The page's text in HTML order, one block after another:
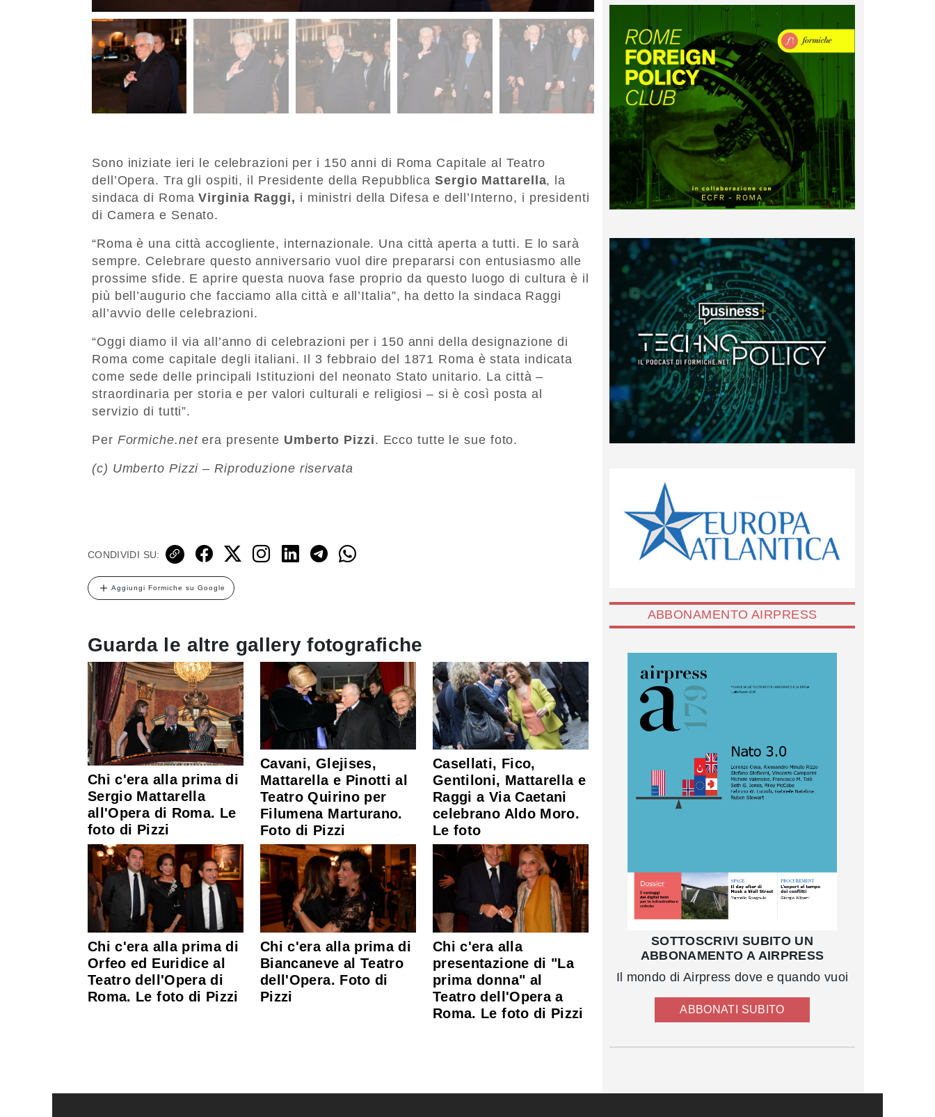
Sono iniziate ieri le celebrazioni per i 150 anni di Roma Capitale al Teatro
dell’Opera. Tra gli ospiti, il Presidente della RepubblicaSergio Mattarella, la
sindaca di RomaVirginia Raggi, i ministri della Difesa e dell’Interno, i presidenti
di Camera e Senato.
“Roma è una città accogliente, internazionale. Una città aperta a tutti. E lo sarà
sempre. Celebrare questo anniversario vuol dire prepararsi con entusiasmo alle
prossime sfide. E aprire questa nuova fase proprio da questo luogo di cultura è il
più bell’augurio che facciamo alla città e all’Italia”, ha detto la sindaca Raggi
all’avvio delle celebrazioni.
“Oggi diamo il via all’anno di celebrazioni per i 150 anni della designazione di
Roma come capitale degli italiani. Il 3 febbraio del 1871 Roma è stata indicata
come sede delle principali Istituzioni del neonato Stato unitario. La città –
straordinaria per storia e per valori culturali e religiosi – si è così posta al
servizio di tutti”.
Per Formiche.netera presente Umberto Pizzi. Ecco tutte le sue foto.
(c) Umberto Pizzi – Riproduzione riservata
CONDIVIDI SU:
Aggiungi Formiche su Google
Guarda le altre gallery fotografiche
Chi c'era alla prima di
Sergio Mattarella
all'Opera di Roma. Le
foto di Pizzi
Cavani, Glejises,
Mattarella e Pinotti al
Teatro Quirino per
Filumena Marturano.
Foto di Pizzi
Casellati, Fico,
Gentiloni, Mattarella e
Raggi a Via Caetani
celebrano Aldo Moro.
Le foto
Chi c'era alla prima di
Orfeo ed Euridice al
Teatro dell'Opera di
Roma. Le foto di Pizzi
Chi c'era alla prima di
Biancaneve al Teatro
dell'Opera. Foto di
Pizzi
Chi c'era alla
presentazione di "La
prima donna" al
Teatro dell'Opera a
Roma. Le foto di Pizzi
ABBONAMENTO AIRPRESS
SOTTOSCRIVI SUBITO UN
ABBONAMENTO A AIRPRESS
Il mondo di Airpress dove e quando vuoi
ABBONATI SUBITO